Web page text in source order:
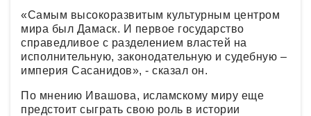
«Самым высокоразвитым культурным центром
мира был Дамаск. И первое государство
справедливое с разделением властей на
исполнительную, законодательную и судебную –
империя Сасанидов», - сказал он.
По мнению Ивашова, исламскому миру еще
предстоит сыграть свою роль в истории